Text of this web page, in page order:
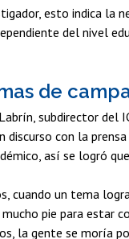
esto indica la
del nivel
de
subdirector del
discurso con la
así se logró
cuando un tema
pie para estar
la gente se moría